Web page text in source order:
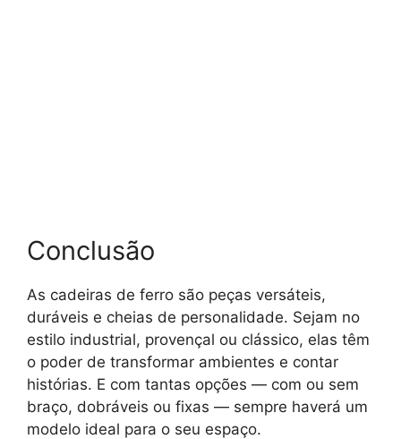
Conclusão
As cadeiras de ferro são peças versáteis,
duráveis e cheias de personalidade. Sejam no
estilo industrial, provençal ou clássico, elas têm
o poder de transformar ambientes e contar
histórias. E com tantas opções — com ou sem
braço, dobráveis ou fixas — sempre haverá um
modelo ideal para o seu espaço.